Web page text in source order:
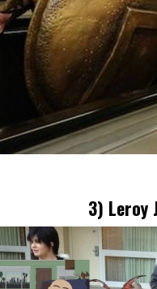
3) Leroy